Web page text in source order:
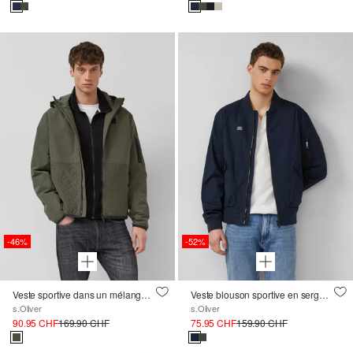
-46%
Veste sportive dans un mélange de tissus avec capuche réglable
s.Oliver
90.95 CHF169.90 CHF
-52%
Veste blouson sportive en sergé avec bordures côtelées
s.Oliver
75.95 CHF159.90 CHF